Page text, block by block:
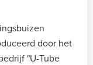
door het
"U-Tube